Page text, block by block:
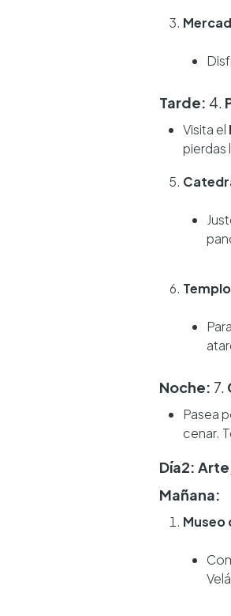
Tarde: 4.
Visita el
pierdas
Noche: 7.
Pasea
cenar.
Día2:
Mañana:
Museo